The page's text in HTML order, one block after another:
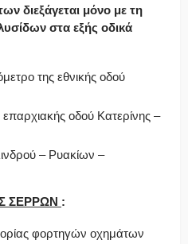
διεξάγεται μόνο με τη
στα εξής οδικά
της εθνικής οδού
επαρχιακής οδού Κατερίνης –
– Ρυακίων –
ΣΕΡΡΩΝ :
φορτηγών οχημάτων